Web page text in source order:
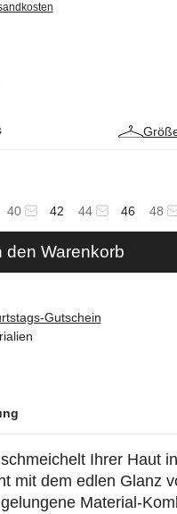
40 42 44 46 48
den Warenkorb
Gutschein
Ihrer Haut
mit dem edlen Glanz
Material-